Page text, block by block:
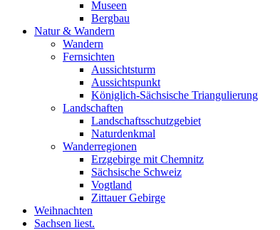
Museen
Bergbau
Natur & Wandern
Wandern
Fernsichten
Aussichtsturm
Aussichtspunkt
Königlich-Sächsische Triangulierung
Landschaften
Landschaftsschutzgebiet
Naturdenkmal
Wanderregionen
Erzgebirge mit Chemnitz
Sächsische Schweiz
Vogtland
Zittauer Gebirge
Weihnachten
Sachsen liest.